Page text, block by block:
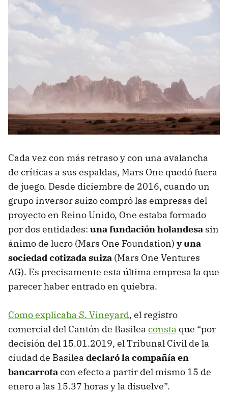
Cada vez con más retraso y con una avalancha
de críticas a sus espaldas, Mars One quedó fuera
de juego. Desde diciembre de 2016, cuando un
grupo inversor suizo compró las empresas del
proyecto en Reino Unido, One estaba formado
por dos entidades: una fundación holandesa sin
ánimo de lucro (Mars One Foundation) y una
sociedad cotizada suiza (Mars One Ventures
AG). Es precisamente esta última empresa la que
parecer haber entrado en quiebra.
Como explicaba S. Vineyard, el registro
comercial del Cantón de Basilea consta que “por
decisión del 15.01.2019, el Tribunal Civil de la
ciudad de Basilea declaró la compañía en
bancarrotacon efecto a partir del mismo 15 de
enero a las 15.37 horas y la disuelve”.